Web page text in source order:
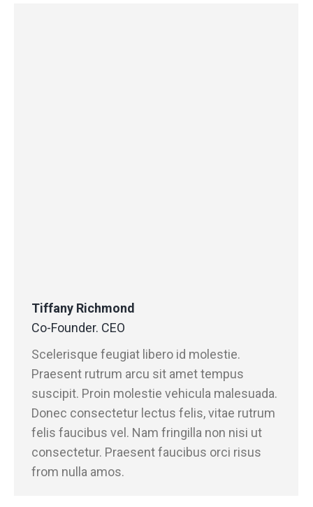
Tiffany Richmond
Co-Founder. CEO
Scelerisque feugiat libero id molestie.
Praesent rutrum arcu sit amet tempus
suscipit. Proin molestie vehicula malesuada.
Donec consectetur lectus felis, vitae rutrum
felis faucibus vel. Nam fringilla non nisi ut
consectetur. Praesent faucibus orci risus
from nulla amos.